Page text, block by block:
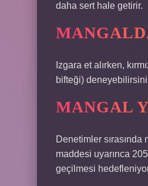
daha sert hale getirir.
Izgara et alırken,
bifteği)
MANGAL
Denetimler
maddesi uyarınca
geçilmesi